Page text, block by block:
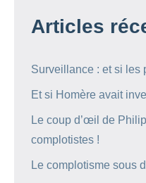
Articles
Surveillance : et si les
Et si Homère avait
Le coup d’œil de
complotistes !
Le complotisme sous